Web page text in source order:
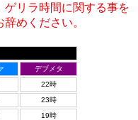
リラ時間に関する事を
めください。
デブメタ
22時
23時
19時